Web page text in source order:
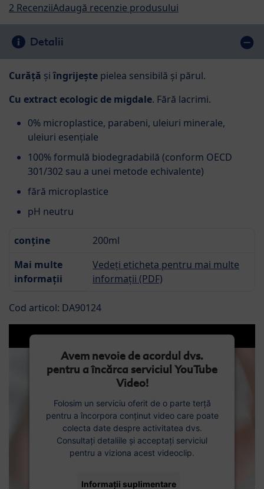
2 RecenziiAdaugă recenzie produsului
Detalii
Curăță șiîngrijește pielea sensibilă și părul.
Cu extract ecologic de migdale. Fără lacrimi.
0% microplastice, parabeni, uleiuri minerale,
uleiuri esențiale
100% formulă biodegradabilă (conform OECD
301/302 sau a unei metode echivalente)
fără microplastice
pH neutru
conține
200ml
Mai multe
informații
Vedeți eticheta pentru mai multe
informații (PDF)
Cod articol: DA90124
Avem nevoie de acordul dvs.
pentru a încărca serviciul YouTube
Video!
Folosim un serviciu oferit de o parte terță
pentru a încorpora conținut video care poate
colecta date despre activitatea dvs.
Consultați detaliile și acceptați serviciul
pentru a viziona acest videoclip.
Informații suplimentare